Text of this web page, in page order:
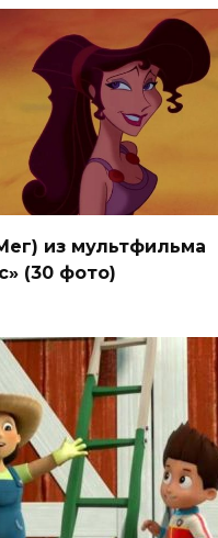
из мультфильма
(30 фото)